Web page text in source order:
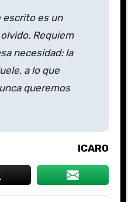
escrito es un
Requiem
necesidad: la
a lo que
queremos
ICARO